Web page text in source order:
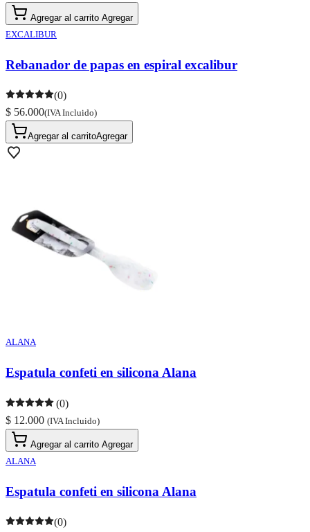
Agregar al carrito Agregar
EXCALIBUR
Rebanador de papas en espiral excalibur
(0)
$ 56.000(IVA Incluido)
Agregar al carritoAgregar
ALANA
Espatula confeti en silicona Alana
(0)
$ 12.000 (IVA Incluido)
Agregar al carrito Agregar
ALANA
Espatula confeti en silicona Alana
(0)